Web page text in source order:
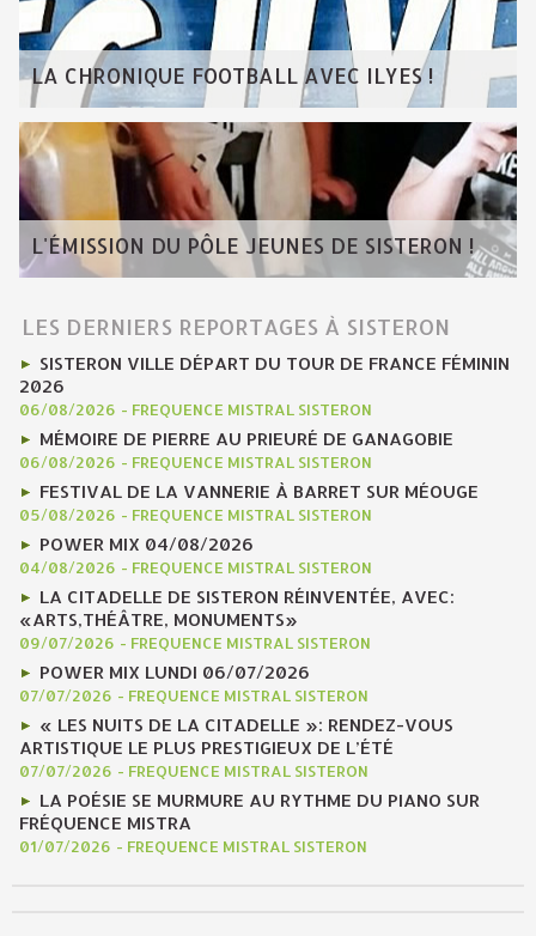
LA CHRONIQUE FOOTBALL AVEC ILYES !
L'ÉMISSION DU PÔLE JEUNES DE SISTERON !
LES DERNIERS REPORTAGES À SISTERON
SISTERON VILLE DÉPART DU TOUR DE FRANCE FÉMININ
2026
06/08/2026 - FREQUENCE MISTRAL SISTERON
MÉMOIRE DE PIERRE AU PRIEURÉ DE GANAGOBIE
06/08/2026 - FREQUENCE MISTRAL SISTERON
FESTIVAL DE LA VANNERIE À BARRET SUR MÉOUGE
05/08/2026 - FREQUENCE MISTRAL SISTERON
POWER MIX 04/08/2026
04/08/2026 - FREQUENCE MISTRAL SISTERON
LA CITADELLE DE SISTERON RÉINVENTÉE, AVEC:
«ARTS,THÉÂTRE, MONUMENTS»
09/07/2026 - FREQUENCE MISTRAL SISTERON
POWER MIX LUNDI 06/07/2026
07/07/2026 - FREQUENCE MISTRAL SISTERON
« LES NUITS DE LA CITADELLE »: RENDEZ-VOUS
ARTISTIQUE LE PLUS PRESTIGIEUX DE L’ÉTÉ
07/07/2026 - FREQUENCE MISTRAL SISTERON
LA POÉSIE SE MURMURE AU RYTHME DU PIANO SUR
FRÉQUENCE MISTRA
01/07/2026 - FREQUENCE MISTRAL SISTERON